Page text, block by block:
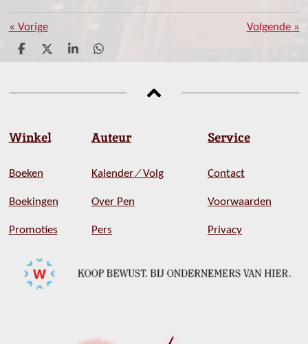
« Vorige Volgende»
D
D
S
D
Winkel Auteur Service
Boeken Kalender ⁄ Volg Contact
Boekingen Over Pen Voorwaarden
Promoties Pers Privacy